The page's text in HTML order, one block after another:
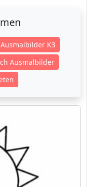
Ausmalbilder K3
Ausmalbilder